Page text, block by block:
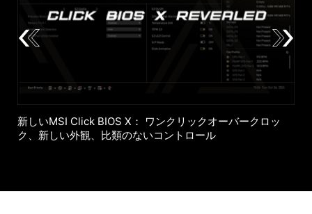
新しいMSI Click BIOS X： ワンクリックオーバークロッ
ク、新しい外観、比類のないコントロール